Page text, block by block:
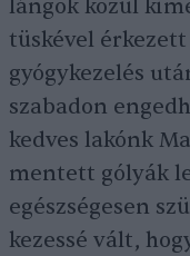
lángok közül
tüskével
gyógykezelés
szabadon
kedves lakónk
mentett gólyák
egészségesen
kezessé vált,